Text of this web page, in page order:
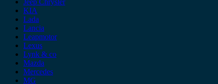
KIA
Lada
Lancia
Leapmotor
Lexus
Lynk & co
Mazda
Mercedes
MG